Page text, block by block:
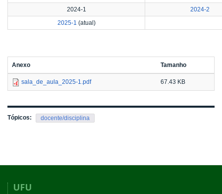
2024-1
2024-2
2025-1 (atual)
Anexo Tamanho
sala_de_aula_2025-1.pdf 67.43 KB
Tópicos: docente/disciplina
UFU